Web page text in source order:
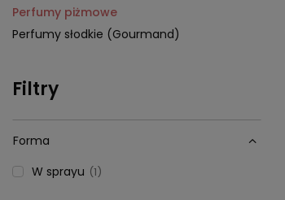
Perfumy piżmowe
Perfumy słodkie (Gourmand)
Filtry
Forma
W sprayu
1